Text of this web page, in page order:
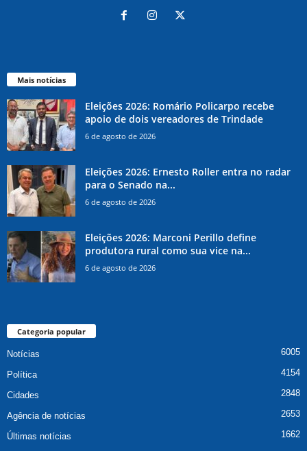
Mais notícias
Eleições 2026: Romário Policarpo recebe
apoio de dois vereadores de Trindade
6 de agosto de 2026
Eleições 2026: Ernesto Roller entra no radar
para o Senado na...
6 de agosto de 2026
Eleições 2026: Marconi Perillo define
produtora rural como sua vice na...
6 de agosto de 2026
Categoria popular
Notícias 6005
Política 4154
Cidades 2848
Agência de notícias 2653
Últimas notícias
1662